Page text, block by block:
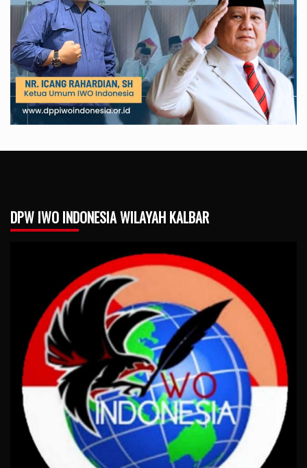
DPW IWO INDONESIA WILAYAH KALBAR